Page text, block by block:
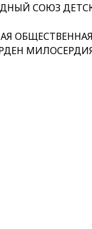
СОЮЗ